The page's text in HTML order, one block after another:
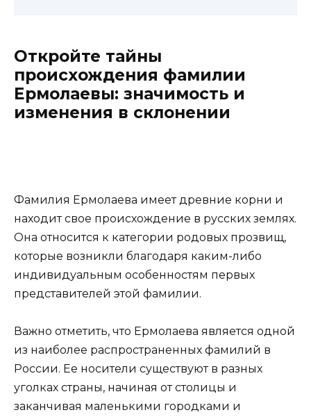
Откройте тайны
происхождения фамилии
Ермолаевы: значимость и
изменения в склонении
Фамилия Ермолаева имеет древние корни и
находит свое происхождение в русских землях.
Она относится к категории родовых прозвищ,
которые возникли благодаря каким-либо
индивидуальным особенностям первых
представителей этой фамилии.
Важно отметить, что Ермолаева является одной
из наиболее распространенных фамилий в
России. Ее носители существуют в разных
уголках страны, начиная от столицы и
заканчивая маленькими городками и